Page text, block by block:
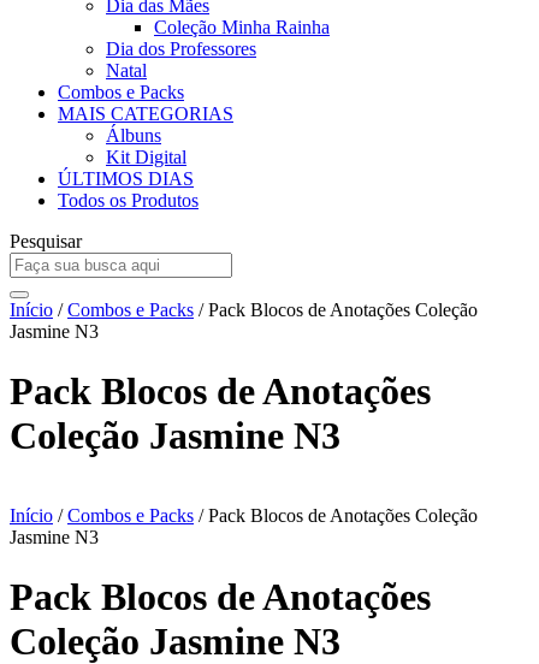
Dia das Mães
Coleção Minha Rainha
Dia dos Professores
Natal
Combos e Packs
MAIS CATEGORIAS
Álbuns
Kit Digital
ÚLTIMOS DIAS
Todos os Produtos
Pesquisar
Início /Combos e Packs / Pack Blocos de Anotações Coleção
Jasmine N3
Pack Blocos de Anotações
Coleção Jasmine N3
Início /Combos e Packs / Pack Blocos de Anotações Coleção
Jasmine N3
Pack Blocos de Anotações
Coleção Jasmine N3